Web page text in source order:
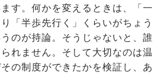
す。何かを変えるときは、「一
「半歩先行く」くらいがちょう
のが持論。そうじゃないと、誰
れません。そして大切なのは温
の制度ができたかを検証し、あ